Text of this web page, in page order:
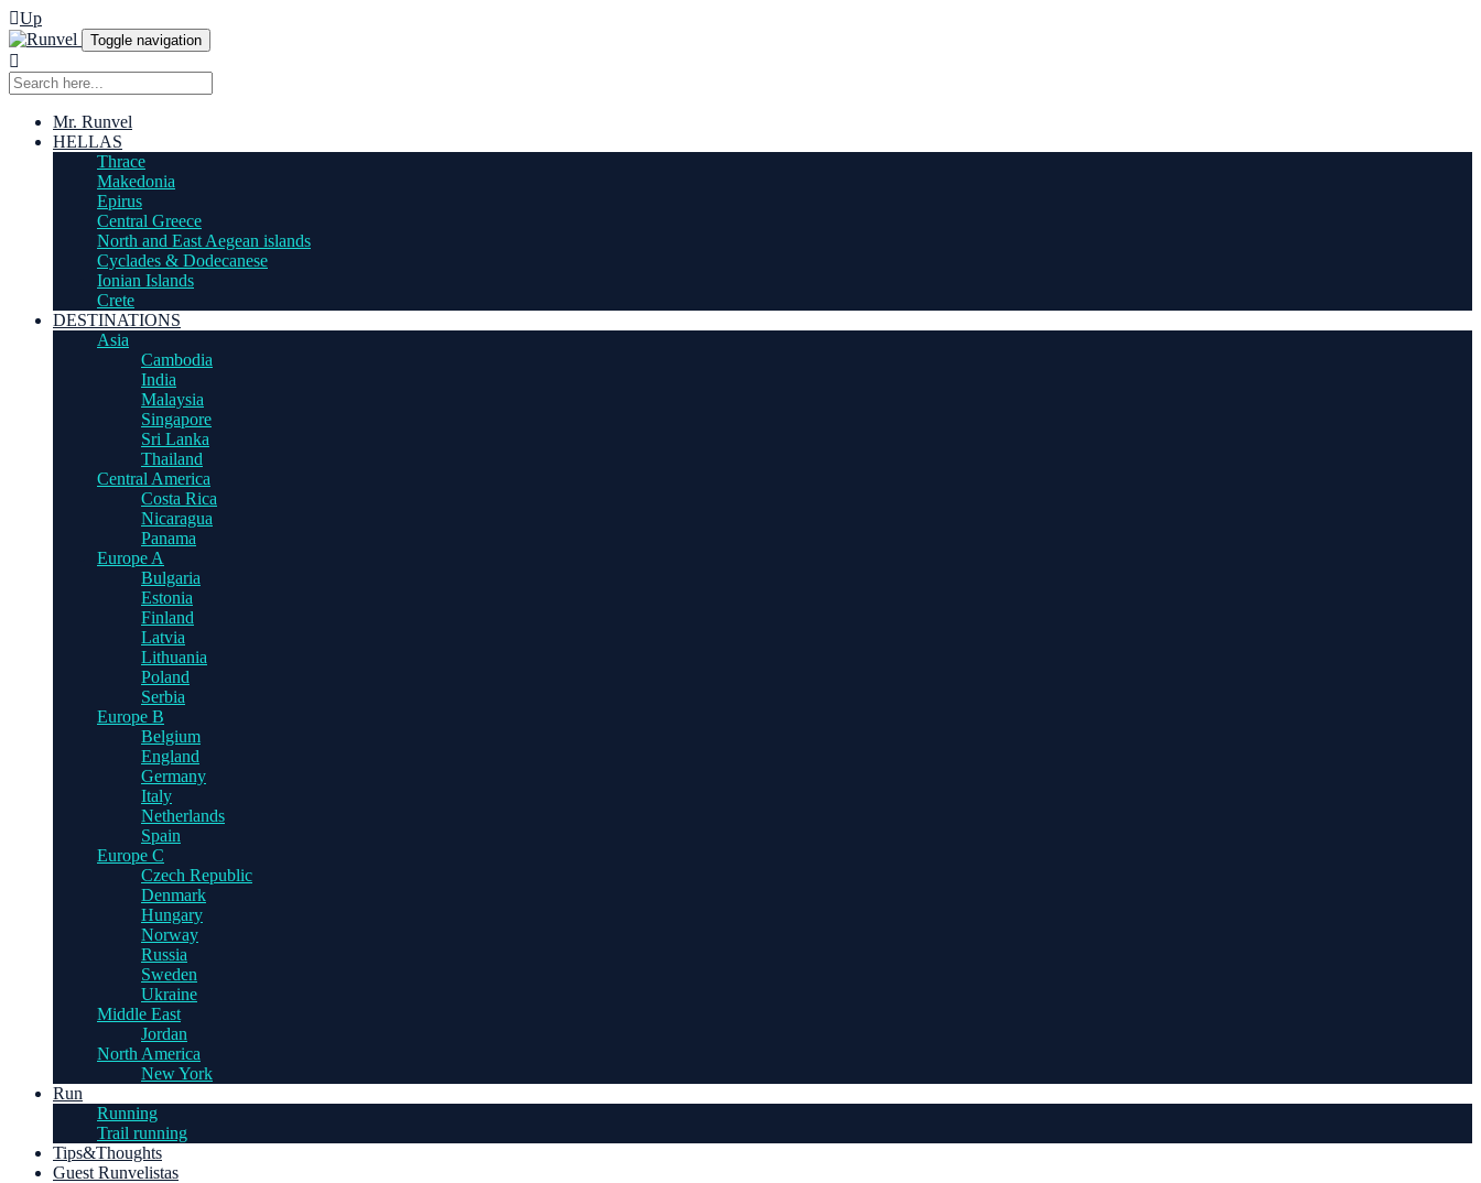
Up
Toggle navigation
Mr. Runvel
HELLAS
Thrace
Makedonia
Epirus
Central Greece
North and East Aegean islands
Cyclades & Dodecanese
Ionian Islands
Crete
DESTINATIONS
Asia
Cambodia
India
Malaysia
Singapore
Sri Lanka
Thailand
Central America
Costa Rica
Nicaragua
Panama
Europe A
Bulgaria
Estonia
Finland
Latvia
Lithuania
Poland
Serbia
Europe B
Belgium
England
Germany
Italy
Netherlands
Spain
Europe C
Czech Republic
Denmark
Hungary
Norway
Russia
Sweden
Ukraine
Middle East
Jordan
North America
New York
Run
Running
Trail running
Tips&Thoughts
Guest Runvelistas